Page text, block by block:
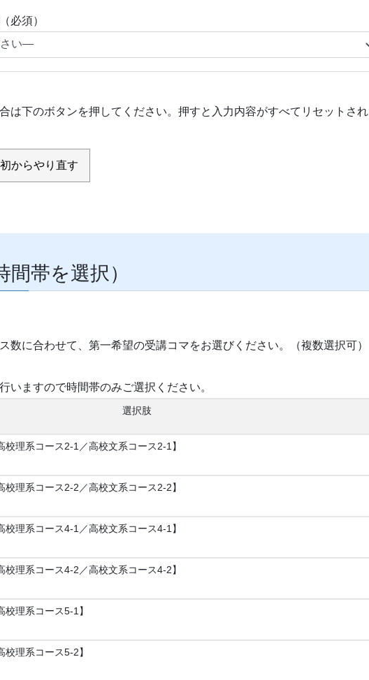
必須）
は下のボタンを押してください。押すと入力内容がすべてリセットされ
帯を選択）
数に合わせて、第一希望の受講コマをお選びください。（複数選択可）
いますので時間帯のみご選択ください。
選択肢
理系コース2-1／高校文系コース2-1】
理系コース2-2／高校文系コース2-2】
理系コース4-1／高校文系コース4-1】
理系コース4-2／高校文系コース4-2】
理系コース5-1】
理系コース5-2】